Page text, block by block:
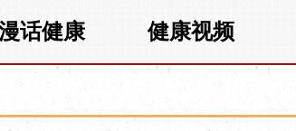
话健康 健康视频